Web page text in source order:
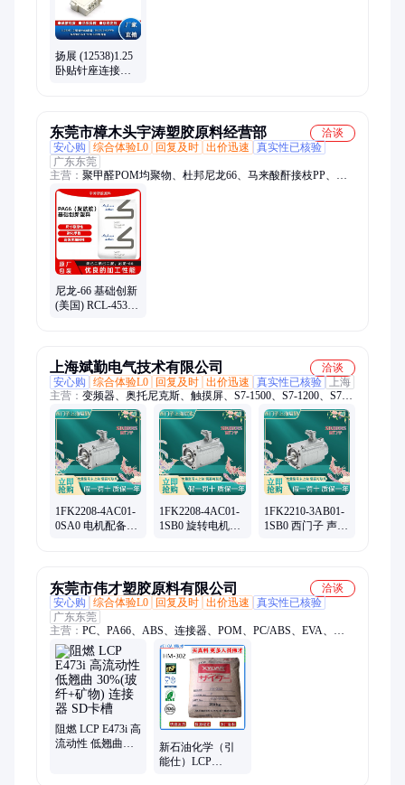
扬展 (12538)1.25
卧贴针座连接
东莞市樟木头宇涛塑胶原料经营部
洽谈
安心购
综合体验L0 回复及时 出价迅速
真实性已核验
广东东莞
主营： 聚甲醛POM均聚物、杜邦尼龙66、马来酸酐接枝PP、东
岳 ETFE、陶氏聚合物改性剂、PTFE微粉、聚四氟乙烯乳液、汽
车密封条TPV、ptw增韧剂、塞拉尼斯TPV、马来酸酐接枝、增
强POM、PVDC水性分散体、PPS喷涂粉、耐高温PA12粉、改性
PEEK粉末、矿物增强PA66、尼龙66颗粒、增韧剂PTW、TPX塑
料、PEI粉末、PPS塑胶原料、增强塑料、粘合剂
尼龙-66 基础创新
(美国) RCL-4536
上海斌勤电气技术有限公司
洽谈
安心购
综合体验L0 回复及时 出价迅速 真实性已核验
上海
主营： 变频器、奥托尼克斯、触摸屏、S7-1500、S7-1200、S7-
300、S7-200、电缆、模块、驱动、PLC模块、代理商、西门子
代理、西门子代理商
1FK2208-4AC01-
0SA0 电机配备有
1FK2208-4AC01-
1SB0 旋转电机的
1FK2210-3AB01-
1SB0 西门子 声压
东莞市伟才塑胶原料有限公司
洽谈
安心购
综合体验L0 回复及时 出价迅速
真实性已核验
广东东莞
主营： PC、PA66、ABS、连接器、POM、PC/ABS、EVA、
LCP、PP、TPU
阻燃 LCP E473i 高
流动性 低翘曲
新石油化学（引
能仕）LCP